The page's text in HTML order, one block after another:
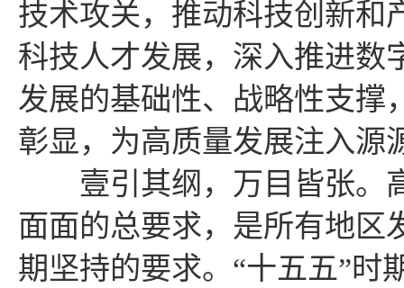
技术攻关，推动科技创新和
科技人才发展，深入推进数
发展的基础性、战略性支撑
彰显，为高质量发展注入源
壹引其纲，万目皆张。
面面的总要求，是所有地区
期坚持的要求。“十五五”时